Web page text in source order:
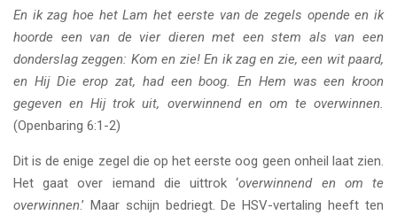
En ik zag hoe het Lam het eerste van de zegels opende en ik
hoorde een van de vier dieren met een stem als van een
donderslag zeggen: Kom en zie! En ik zag en zie, een wit paard,
en Hij Die erop zat, had een boog. En Hem was een kroon
gegeven en Hij trok uit, overwinnend en om te overwinnen.
(Openbaring 6:1-2)
Dit is de enige zegel die op het eerste oog geen onheil laat zien.
Het gaat over iemand die uittrok ‘overwinnend en om te
overwinnen.’ Maar schijn bedriegt. De HSV-vertaling heeft ten